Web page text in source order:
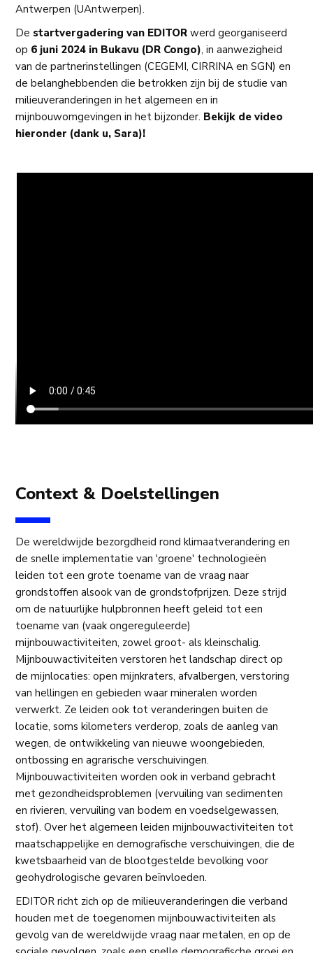
Antwerpen (UAntwerpen).
De startvergadering van EDITORwerd georganiseerd
op 6 juni 2024 in Bukavu (DR Congo), in aanwezigheid
van de partnerinstellingen (CEGEMI, CIRRINA en SGN) en
de belanghebbenden die betrokken zijn bij de studie van
milieuveranderingen in het algemeen en in
mijnbouwomgevingen in het bijzonder. Bekijk de video
hieronder (dank u, Sara)!
Context & Doelstellingen
De wereldwijde bezorgdheid rond klimaatverandering en
de snelle implementatie van 'groene' technologieën
leiden tot een grote toename van de vraag naar
grondstoffen alsook van de grondstofprijzen. Deze strijd
om de natuurlijke hulpbronnen heeft geleid tot een
toename van (vaak ongereguleerde)
mijnbouwactiviteiten, zowel groot- als kleinschalig.
Mijnbouwactiviteiten verstoren het landschap direct op
de mijnlocaties: open mijnkraters, afvalbergen, verstoring
van hellingen en gebieden waar mineralen worden
verwerkt. Ze leiden ook tot veranderingen buiten de
locatie, soms kilometers verderop, zoals de aanleg van
wegen, de ontwikkeling van nieuwe woongebieden,
ontbossing en agrarische verschuivingen.
Mijnbouwactiviteiten worden ook in verband gebracht
met gezondheidsproblemen (vervuiling van sedimenten
en rivieren, vervuiling van bodem en voedselgewassen,
stof). Over het algemeen leiden mijnbouwactiviteiten tot
maatschappelijke en demografische verschuivingen, die de
kwetsbaarheid van de blootgestelde bevolking voor
geohydrologische gevaren beïnvloeden.
EDITOR richt zich op de milieuveranderingen die verband
houden met de toegenomen mijnbouwactiviteiten als
gevolg van de wereldwijde vraag naar metalen, en op de